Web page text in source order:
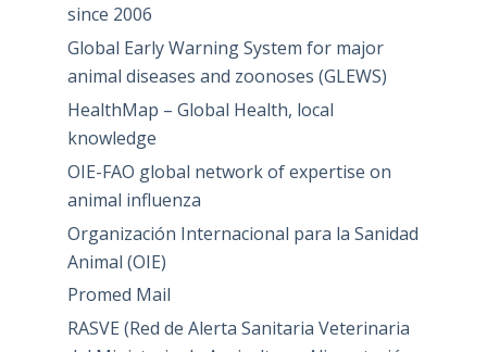
since 2006
Global Early Warning System for major
animal diseases and zoonoses (GLEWS)
HealthMap – Global Health, local
knowledge
OIE-FAO global network of expertise on
animal influenza
Organización Internacional para la Sanidad
Animal (OIE)
Promed Mail
RASVE (Red de Alerta Sanitaria Veterinaria